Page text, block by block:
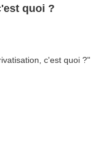
quoi ?